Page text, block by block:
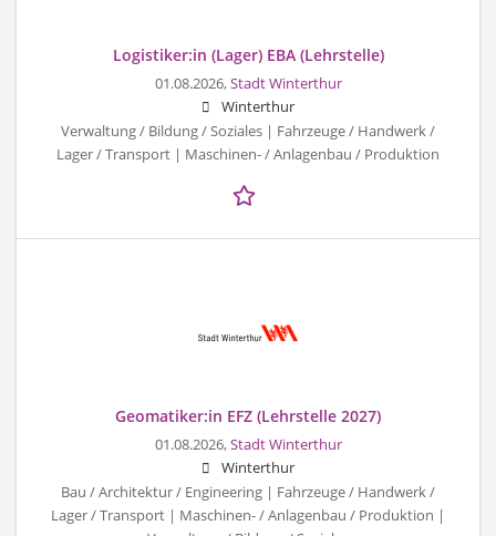
Logistiker:in (Lager) EBA (Lehrstelle)
01.08.2026,Stadt Winterthur
Winterthur
Verwaltung / Bildung / Soziales | Fahrzeuge / Handwerk /
Lager / Transport | Maschinen- / Anlagenbau / Produktion
Geomatiker:in EFZ (Lehrstelle 2027)
01.08.2026,Stadt Winterthur
Winterthur
Bau / Architektur / Engineering | Fahrzeuge / Handwerk /
Lager / Transport | Maschinen- / Anlagenbau / Produktion |